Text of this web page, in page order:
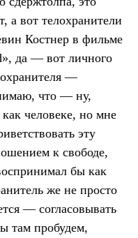
а вот телохранители
Костнер в фильме
да — вот личного
—
что — ну,
человеке, но мне
эту
к свободе,
бы как
же не просто
— согласовывать
там пробудем,